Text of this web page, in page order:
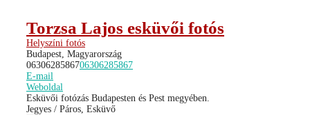
Torzsa Lajos esküvői fotós
Helyszíni fotós
Budapest, Magyarország
0630628586706306285867
E-mail
Weboldal
Esküvői fotózás Budapesten és Pest megyében.
Jegyes / Páros, Esküvő